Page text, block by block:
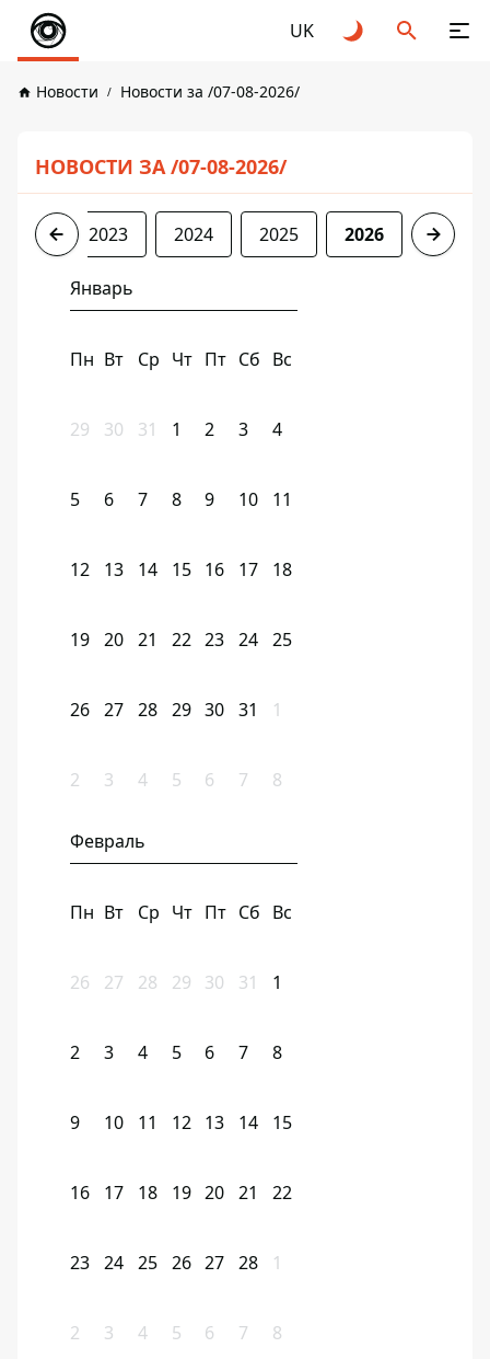
UK
Новости Новости за /07-08-2026/
НОВОСТИ ЗА /07-08-2026/
2022 2023 2024 2025 2026
Январь
Пн Вт Ср Чт Пт Сб Вс
29 30 31 1 2 3 4
5 6 7 8 9 10 11
12 13 14 15 16 17 18
19 20 21 22 23 24 25
26 27 28 29 30 31 1
2 3 4 5 6 7 8
Февраль
Пн Вт Ср Чт Пт Сб Вс
26 27 28 29 30 31 1
2 3 4 5 6 7 8
9 10 11 12 13 14 15
16 17 18 19 20 21 22
23 24 25 26 27 28 1
2 3 4 5 6 7 8